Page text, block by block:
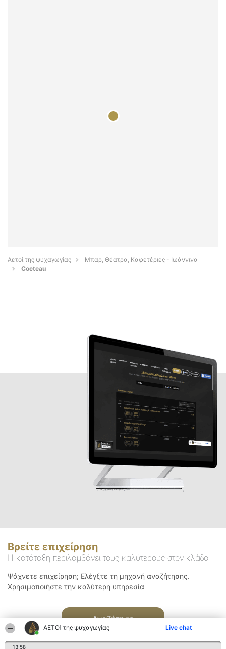
ΑΕΤΟΊ της ψυχαγωγίας Live chat
13:58
Αετοί της ψυχαγωγίας
Μπαρ, Θέατρα, Καφετέριες - Ιωάννινα
Cocteau
Βρείτε επιχείρηση
Η κατάταξη περιλαμβάνει τους καλύτερους στον κλάδο
Ψάχνετε επιχείρηση; Ελέγξτε τη μηχανή αναζήτησης.
Χρησιμοποιήστε την καλύτερη υπηρεσία
Αναζήτηση